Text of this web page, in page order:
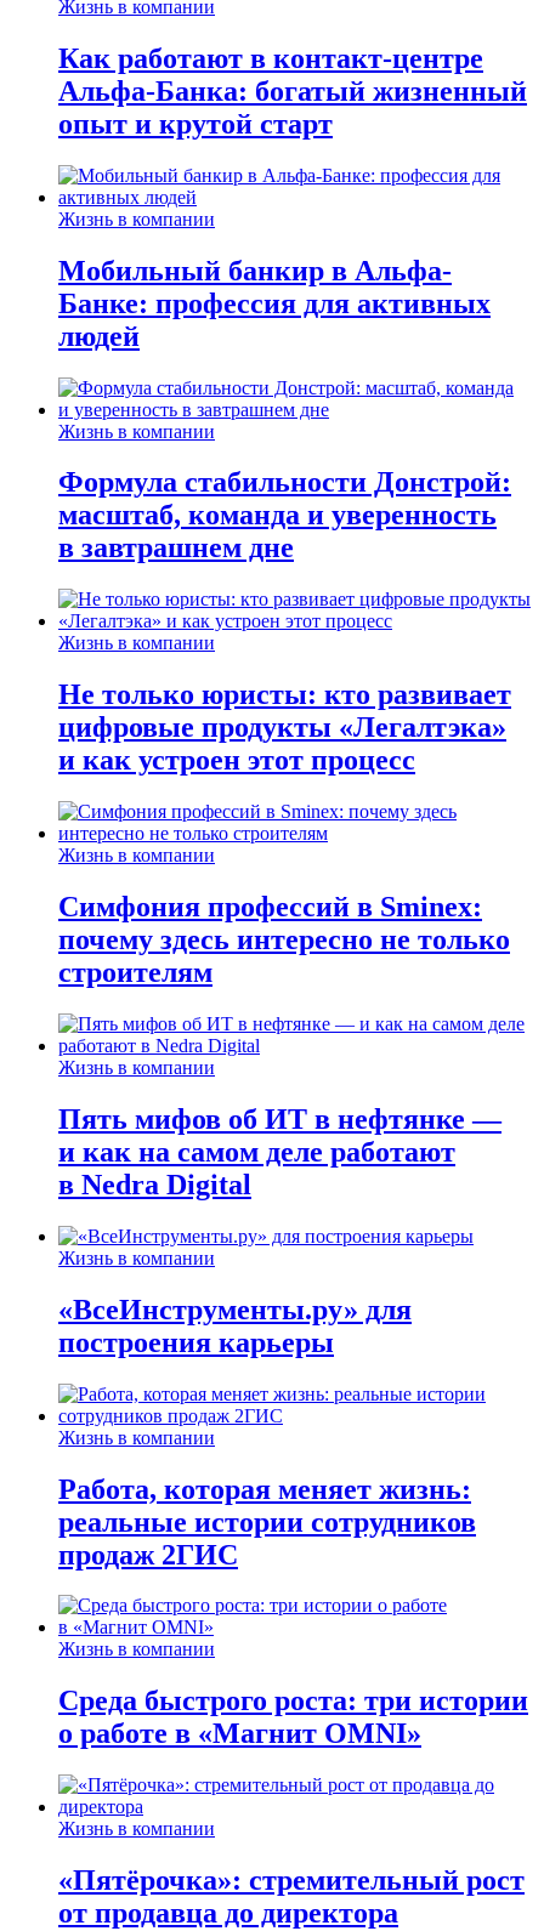
Жизнь в компании
Как работают в контакт-центре
Альфа-Банка: богатый жизненный
опыт и крутой старт
Жизнь в компании
Мобильный банкир в Альфа-
Банке: профессия для активных
людей
Жизнь в компании
Формула стабильности Донстрой:
масштаб, команда и уверенность
в завтрашнем дне
Жизнь в компании
Не только юристы: кто развивает
цифровые продукты «Легалтэка»
и как устроен этот процесс
Жизнь в компании
Симфония профессий в Sminex:
почему здесь интересно не только
строителям
Жизнь в компании
Пять мифов об ИТ в нефтянке —
и как на самом деле работают
в Nedra Digital
Жизнь в компании
«ВсеИнструменты.ру» для
построения карьеры
Жизнь в компании
Работа, которая меняет жизнь:
реальные истории сотрудников
продаж 2ГИС
Жизнь в компании
Среда быстрого роста: три истории
о работе в «Магнит OMNI»
Жизнь в компании
«Пятёрочка»: стремительный рост
от продавца до директора